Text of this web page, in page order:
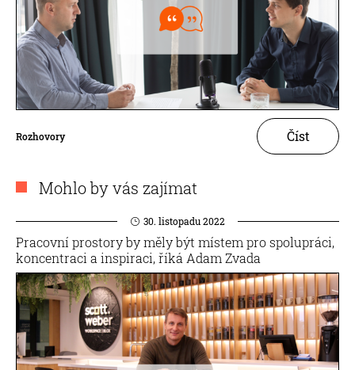
Rozhovory Číst
Mohlo by vás zajímat
30. listopadu 2022
Pracovní prostory by měly být místem pro spolupráci,
koncentraci a inspiraci, říká Adam Zvada